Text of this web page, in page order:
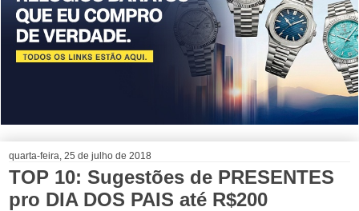
quarta-feira, 25 de julho de 2018
TOP 10: Sugestões de PRESENTES
pro DIA DOS PAIS até R$200